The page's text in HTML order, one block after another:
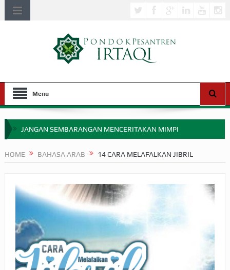
Menu
JANGAN SEMBARANGAN MENCERITAKAN MIMPI
APA HUKUM MEMPERCEPAT PEMBAYARAN ZAKAT
SEBELUM TIBA SAAT WAJIB?
HAKIKAT NIKMAT DI DUNIA!
BAGAIMANA CARA MEMBAYAR ZAKAT UANG?
UANG HARAM BISA MENJADI HALAL JIKA SEBAB
HOME BAHASA ARAB 14 CARA MELAFALKAN JIBRIL